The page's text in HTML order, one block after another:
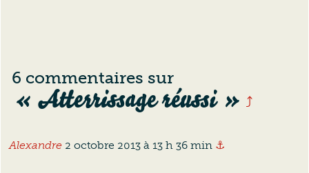
6 commentaires sur
« Atterrissage réussi » ⤴
Alexandre 2 octobre 2013 à 13 h 36 min Ancre vers ce
⚓